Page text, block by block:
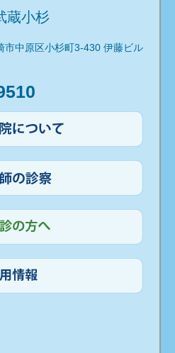
蔵小杉
市中原区小杉町3-430 伊藤ビル